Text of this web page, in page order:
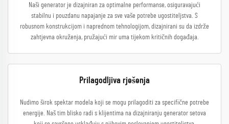
Naši generator je dizajniran za optimalne performanse, osiguravajući
stabilnu i pouzdanu napajanje za sve vaše potrebe ugostiteljstva. S
robusnom konstrukcijom i naprednom tehnologijom, dizajnirani su da izdrže
zahtjevna okruženja, pružajući mir uma tijekom kritičnih događaja.
Prilagodljiva rješenja
Nudimo širok spektar modela koji se mogu prilagoditi za specifične potrebe
energije. Naš tim blisko radi s klijentima na dizajniranju generator setova